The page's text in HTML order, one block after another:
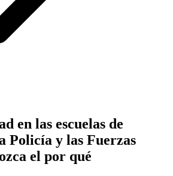
en las escuelas de
Policía y las Fuerzas
el por qué